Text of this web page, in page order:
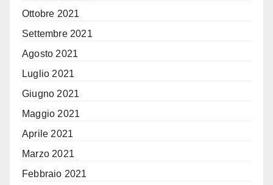
Ottobre 2021
Settembre 2021
Agosto 2021
Luglio 2021
Giugno 2021
Maggio 2021
Aprile 2021
Marzo 2021
Febbraio 2021